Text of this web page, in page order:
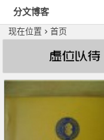
分文博客
现在位置 首页